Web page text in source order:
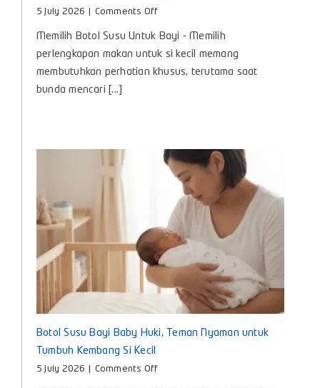
5 July 2026 Comments Offon
Botol
Susu
Setiap
Hari
Memilih Botol Susu Untuk Bayi - Memilih
perlengkapan makan untuk si kecil memang
membutuhkan perhatian khusus, terutama saat
bunda mencari [...]
Botol Susu Bayi Baby Huki, Teman Nyaman untuk
Tumbuh Kembang Si Kecil
5 July 2026 Comments Offon